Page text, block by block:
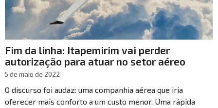
Fim da linha: Itapemirim vai perder
autorização para atuar no setor aéreo
5 de maio de 2022
O discurso foi audaz: uma companhia aérea que iria
oferecer mais conforto a um custo menor. Uma rápida